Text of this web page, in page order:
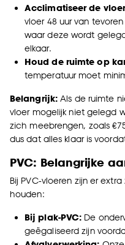
Acclimatiseer de
vloer 48 uur van
waar deze wordt
elkaar.
Houd de ruimte op
temperatuur moet
Belangrijk: Als de ruimte
vloer mogelijk niet gelegd
zich meebrengen, zoals
dus dat alles klaar is
PVC: Belangrijke
Bij PVC-vloeren zijn er
houden:
Bij plak-PVC: De
geëgaliseerd zijn